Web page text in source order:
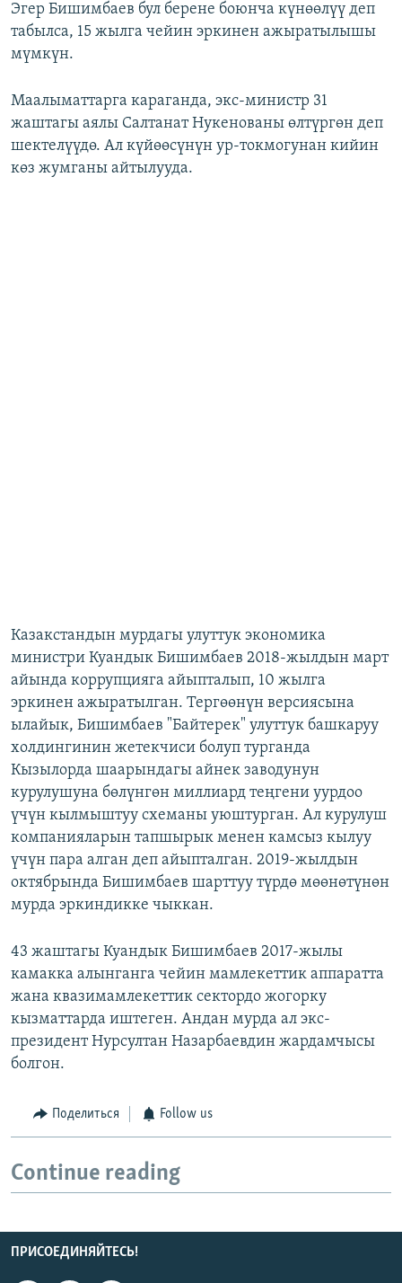
Эгер Бишимбаев бул берене боюнча күнөөлүү деп
табылса, 15 жылга чейин эркинен ажыратылышы
мүмкүн.
Маалыматтарга караганда, экс-министр 31
жаштагы аялы Салтанат Нукенованы өлтүргөн деп
шектелүүдө. Ал күйөөсүнүн ур-токмогунан кийин
көз жумганы айтылууда.
Казакстандын мурдагы улуттук экономика
министри Куандык Бишимбаев 2018-жылдын март
айында коррупцияга айыпталып, 10 жылга
эркинен ажыратылган. Тергөөнүн версиясына
ылайык, Бишимбаев "Байтерек" улуттук башкаруу
холдингинин жетекчиси болуп турганда
Кызылорда шаарындагы айнек заводунун
курулушуна бөлүнгөн миллиард теңгени уурдоо
үчүн кылмыштуу схеманы уюштурган. Ал курулуш
компанияларын тапшырык менен камсыз кылуу
үчүн пара алган деп айыпталган. 2019-жылдын
октябрында Бишимбаев шарттуу түрдө мөөнөтүнөн
мурда эркиндикке чыккан.
43 жаштагы Куандык Бишимбаев 2017-жылы
камакка алынганга чейин мамлекеттик аппаратта
жана квазимамлекеттик сектордо жогорку
кызматтарда иштеген. Андан мурда ал экс-
президент Нурсултан Назарбаевдин жардамчысы
болгон.
Поделиться Follow us
Continue reading
ПРИСОЕДИНЯЙТЕСЬ!